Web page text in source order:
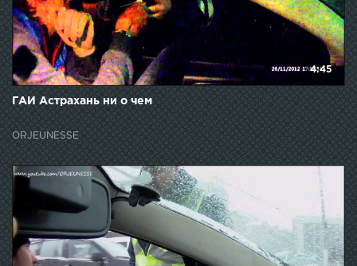
4:45
ГАИ Астрахань ни о чем
ORJEUNESSE